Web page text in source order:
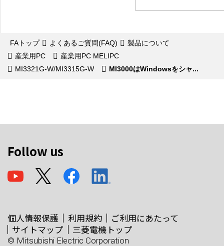
FAトップ よくあるご質問(FAQ)
製品について
産業用PC
産業用PC MELIPC
MI3321G-W/MI3315G-W
MI3000はWindowsをシャ...
Follow us
個人情報保護 利用規約
ご利用にあたって
サイトマップ
三菱電機トップ
© Mitsubishi Electric Corporation